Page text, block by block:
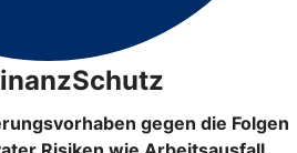
gegen die Folgen